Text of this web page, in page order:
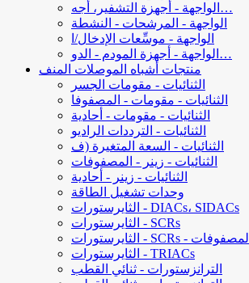
الواجهة - أجهزة التشفير، أجه…
الواجهة - المرشحات - النشطة
الواجهة - موسِّعات الإدخال/ا
الواجهة - أجهزة المودم - الدو…
منتجات أشباه الموصلات المنف
الثنائيات - مقومات الجسر
الثنائيات - مقومات - المصفوفا
الثنائيات - مقومات - أحادية
الثنائيات - الترددات الراديو
الثنائيات - السعة المتغيرة (ف
الثنائيات - زينر - المصفوفات
الثنائيات - زينر - أحادية
وحدات تشغيل الطاقة
الثايرستورات - DIACs، SIDACs
الثايرستورات - SCRs
الثايرستورات - SCRs - المصفوفات
الثايرستورات - TRIACs
الترانزستورات - ثنائي القطب